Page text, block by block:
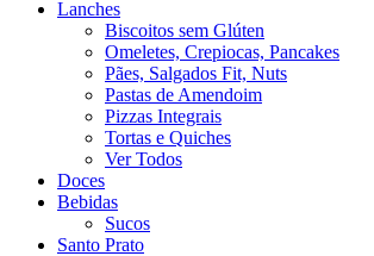
Lanches
Biscoitos sem Glúten
Omeletes, Crepiocas, Pancakes
Pães, Salgados Fit, Nuts
Pastas de Amendoim
Pizzas Integrais
Tortas e Quiches
Ver Todos
Doces
Bebidas
Sucos
Santo Prato